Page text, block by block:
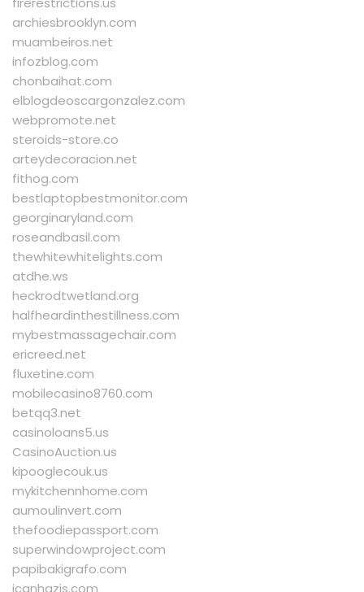
archiesbrooklyn.com
muambeiros.net
infozblog.com
chonbaihat.com
elblogdeoscargonzalez.com
webpromote.net
steroids-store.co
arteydecoracion.net
fithog.com
bestlaptopbestmonitor.com
georginaryland.com
roseandbasil.com
thewhitewhitelights.com
atdhe.ws
heckrodtwetland.org
halfheardinthestillness.com
mybestmassagechair.com
ericreed.net
fluxetine.com
mobilecasino8760.com
betqq3.net
casinoloans5.us
CasinoAuction.us
kipooglecouk.us
mykitchennhome.com
aumoulinvert.com
thefoodiepassport.com
superwindowproject.com
papibakigrafo.com
icanhazjs.com